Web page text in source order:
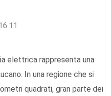
elettrica rappresenta una
In una regione che si
quadrati, gran parte dei